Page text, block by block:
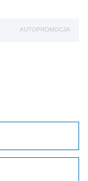
AUTOPROMOCJA